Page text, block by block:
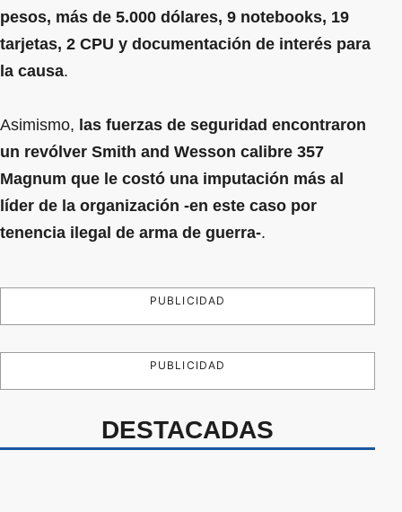
pesos, más de 5.000 dólares, 9 notebooks, 19
tarjetas, 2 CPU y documentación de interés para
la causa.
Asimismo, las fuerzas de seguridad encontraron
un revólver Smith and Wesson calibre 357
Magnum que le costó una imputación más al
líder de la organización -en este caso por
tenencia ilegal de arma de guerra-.
PUBLICIDAD
PUBLICIDAD
DESTACADAS